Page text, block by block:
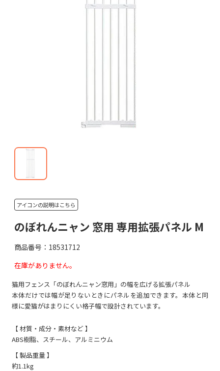
アイコンの説明はこちら
のぼれんニャン 窓用 専用拡張パネル M
商品番号：18531712
在庫がありません。
猫用フェンス「のぼれんニャン窓用」の幅を広げる拡張パネル
本体だけでは幅が足りないときにパネルを追加できます。本体と同
様に愛猫がはまりにくい格子幅で設計されています。
【 材質・成分・素材など 】
ABS樹脂、スチール、アルミニウム
【 製品重量 】
約1.1kg